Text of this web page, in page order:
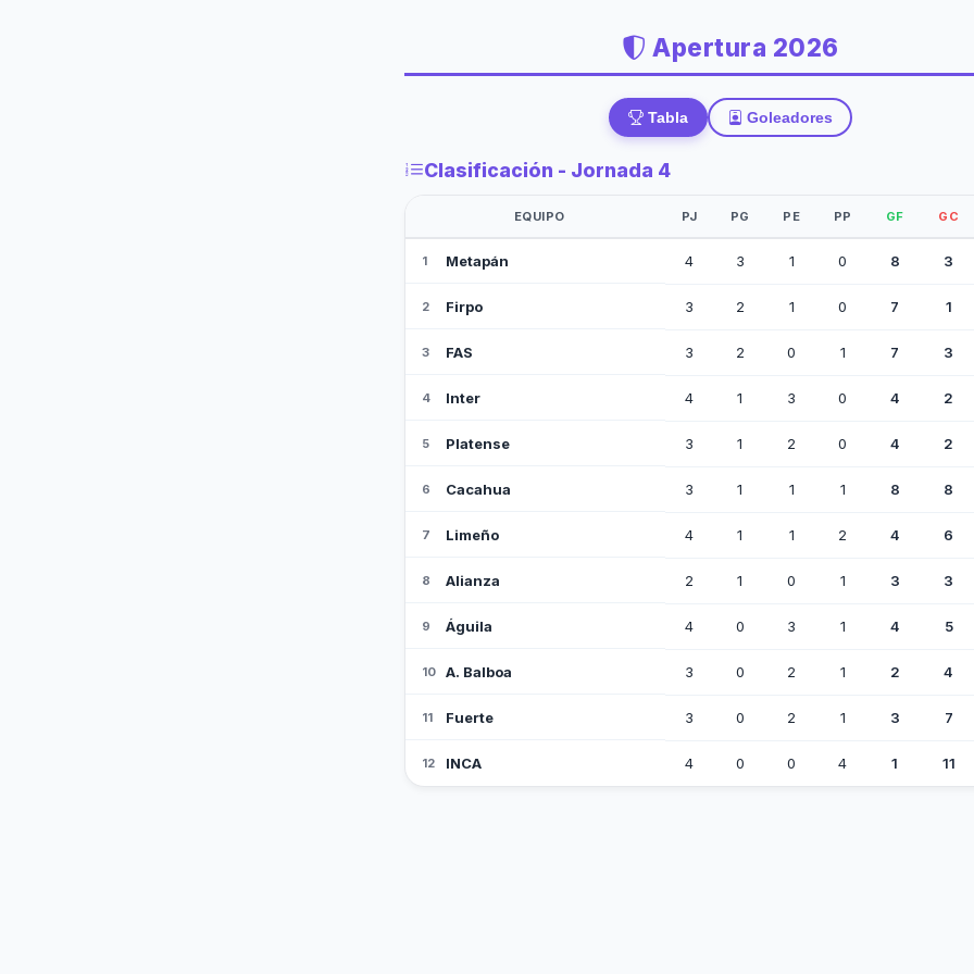
Apertura 2026
Tabla Goleadores
Clasificación - Jornada 4
EQUIPO PJ PG PE PP GF GC
1 Metapán 4 3 1 0 8 3
2 Firpo 3 2 1 0 7 1
3 FAS 3 2 0 1 7 3
4 Inter 4 1 3 0 4 2
5 Platense 3 1 2 0 4 2
6 Cacahua 3 1 1 1 8 8
7 Limeño 4 1 1 2 4 6
8 Alianza 2 1 0 1 3 3
9 Águila 4 0 3 1 4 5
10 A. Balboa 3 0 2 1 2 4
11 Fuerte 3 0 2 1 3 7
12 INCA 4 0 0 4 1 11